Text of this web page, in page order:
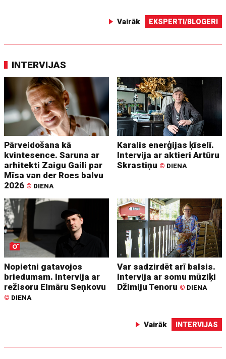
Vairāk EKSPERTI/BLOGERI
INTERVIJAS
Pārveidošana kā
kvintesence. Saruna ar
arhitekti Zaigu Gaili par
Mīsa van der Roes balvu
2026 © DIENA
Karalis enerģijas ķīselī.
Intervija ar aktieri Artūru
Skrastiņu © DIENA
Nopietni gatavojos
briedumam. Intervija ar
režisoru Elmāru Seņkovu
© DIENA
Var sadzirdēt arī balsis.
Intervija ar somu mūziķi
Džimiju Tenoru © DIENA
Vairāk INTERVIJAS